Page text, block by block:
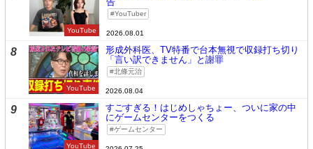
YouTube
YouTuber
2026.08.01
8
YouTube
形成外科医、TV特番で台本無視で収録打ち切り
「言い訳できません」と謝罪
北條元治
2026.08.04
9
YouTube
すごすぎる！はじめしゃちょー、ついに家の中
にゲームセンターをつくる
ゲームセンター